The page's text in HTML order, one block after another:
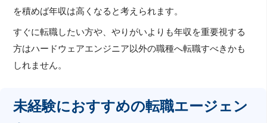
を積めば年収は高くなると考えられます。
すぐに転職したい方や、やりがいよりも年収を重要視する
方はハードウェアエンジニア以外の職種へ転職すべきかも
しれません。
未経験におすすめの転職エージェン